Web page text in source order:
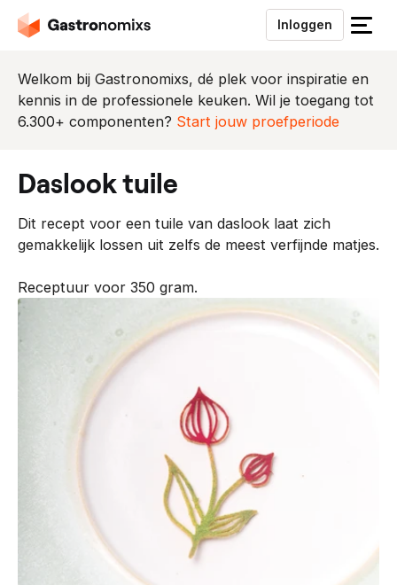
Inloggen
S
u
i
n
Welkom bij Gastronomixs, dé plek voor inspiratie en
kennis in de professionele keuken. Wil je toegang tot
6.300+ componenten? Start jouw proefperiode
daslook tuile
Dit recept voor een tuile van daslook laat zich
gemakkelijk lossen uit zelfs de meest verfijnde matjes.
Receptuur voor 350 gram.